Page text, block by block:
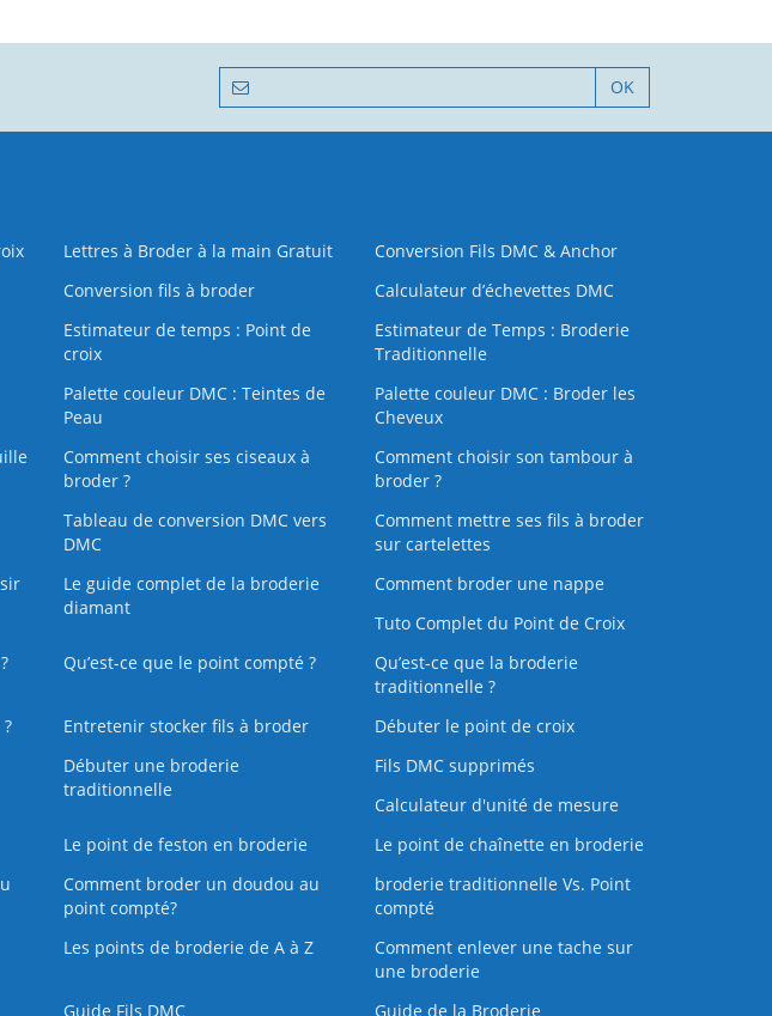
OK
Lettres à Broder à la main Gratuit
Conversion Fils DMC & Anchor
Conversion fils à broder
Calculateur d’échevettes DMC
Estimateur de temps : Point de
croix
Estimateur de Temps : Broderie
Traditionnelle
Palette couleur DMC : Teintes de
Peau
Palette couleur DMC : Broder les
Cheveux
Comment choisir ses ciseaux à
broder ?
Comment choisir son tambour à
broder ?
Tableau de conversion DMC vers
DMC
Comment mettre ses fils à broder
sur cartelettes
Le guide complet de la broderie
diamant
Comment broder une nappe
Tuto Complet du Point de Croix
Qu’est-ce que le point compté ?
Qu’est-ce que la broderie
traditionnelle ?
Entretenir stocker fils à broder
Débuter le point de croix
Débuter une broderie
traditionnelle
Fils DMC supprimés
Calculateur d'unité de mesure
Le point de feston en broderie
Le point de chaînette en broderie
Comment broder un doudou au
point compté?
broderie traditionnelle Vs. Point
compté
Les points de broderie de A à Z
Comment enlever une tache sur
une broderie
Guide Fils DMC Guide de la Broderie